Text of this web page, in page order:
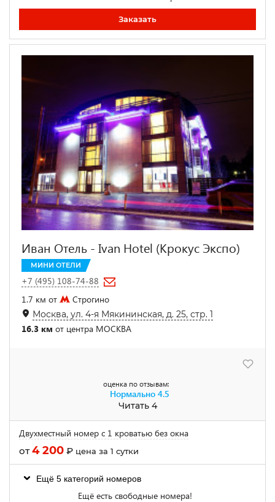
Заказать
Иван Отель - Ivan Hotel (Крокус Экспо)
МИНИ ОТЕЛИ
+7 (495) 108-74-88
1.7 км от
Строгино
Москва, ул. 4-я Мякининская, д. 25, стр. 1
16.3 км от центра МОСКВА
оценка по отзывам:
Нормально 4.5
Читать 4
Двухместный номер с 1 кроватью без окна
от4 200 ₽ цена за 1 сутки
Ещё 5 категорий номеров
Ещё есть свободные номера!